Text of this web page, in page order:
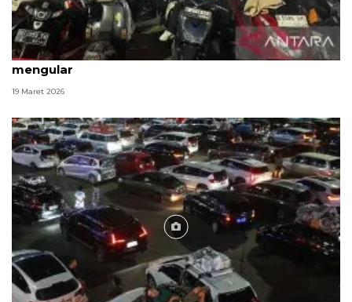
H-2 Lebaran antrean pemudik motor di Ciwandan
mengular
19 Maret 2026